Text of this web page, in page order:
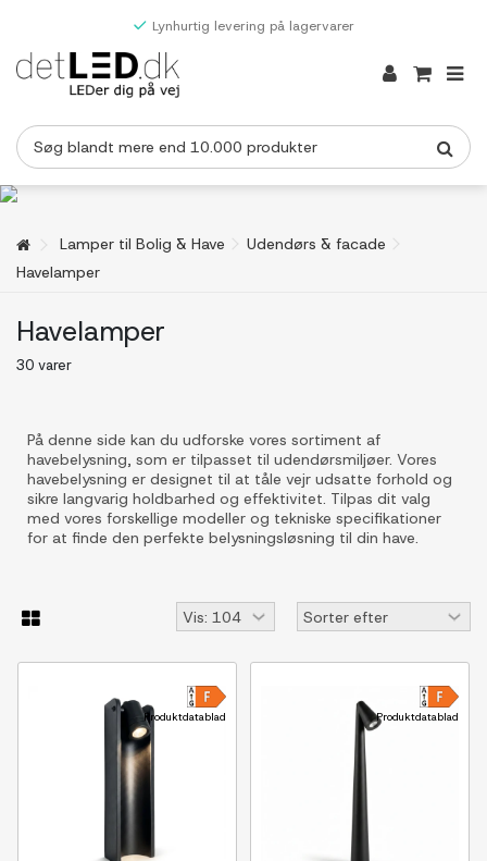
Lynhurtig levering på lagervarer
Lamper til Bolig & Have
Udendørs & facade
Havelamper
Havelamper
30 varer
På denne side kan du udforske vores sortiment af
havebelysning, som er tilpasset til udendørsmiljøer. Vores
havebelysning er designet til at tåle vejr udsatte forhold og
sikre langvarig holdbarhed og effektivitet. Tilpas dit valg
med vores forskellige modeller og tekniske specifikationer
for at finde den perfekte belysningsløsning til din have.
Produktdatablad Produktdatablad